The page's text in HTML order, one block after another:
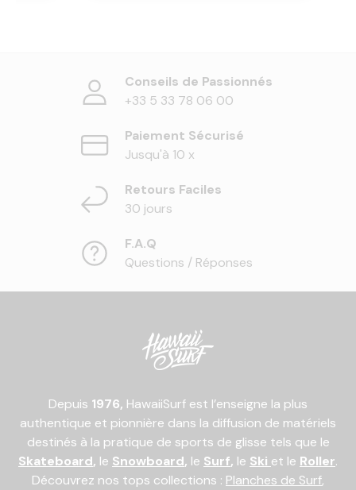
Conseils de Passionnés
+33 5 33 78 06 00
Paiement Sécurisé
Jusqu'à 10 x
Retours Faciles
30 jours
F.A.Q
Questions / Réponses
Depuis 1976, HawaiiSurf est l’enseigne la plus
authentique et pionnière dans la diffusion de matériels
destinés à la pratique de sports de glisse tels que le
Skateboard, le Snowboard, le Surf, le Ski et le Roller.
Découvrez nos tops collections : Planches de Surf,